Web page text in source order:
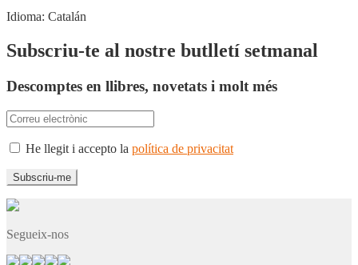
Idioma: Catalán
Subscriu-te al nostre butlletí setmanal
Descomptes en llibres, novetats i molt més
He llegit i accepto la política de privacitat
Segueix-nos